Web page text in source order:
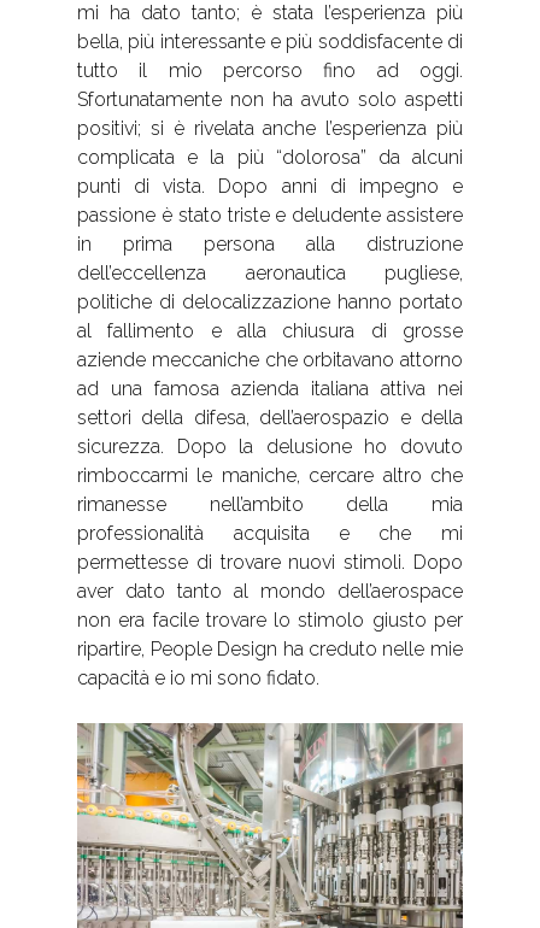
mi ha dato tanto; è stata l’esperienza più
bella, più interessante e più soddisfacente di
tutto il mio percorso fino ad oggi.
Sfortunatamente non ha avuto solo aspetti
positivi; si è rivelata anche l’esperienza più
complicata e la più “dolorosa” da alcuni
punti di vista. Dopo anni di impegno e
passione è stato triste e deludente assistere
in prima persona alla distruzione
dell’eccellenza aeronautica pugliese,
politiche di delocalizzazione hanno portato
al fallimento e alla chiusura di grosse
aziende meccaniche che orbitavano attorno
ad una famosa azienda italiana attiva nei
settori della difesa, dell’aerospazio e della
sicurezza. Dopo la delusione ho dovuto
rimboccarmi le maniche, cercare altro che
rimanesse nell’ambito della mia
professionalità acquisita e che mi
permettesse di trovare nuovi stimoli. Dopo
aver dato tanto al mondo dell’aerospace
non era facile trovare lo stimolo giusto per
ripartire, People Design ha creduto nelle mie
capacità e io mi sono fidato.